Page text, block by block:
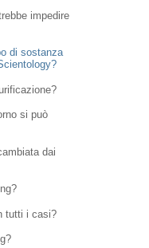
impedire
di sostanza
si può
dai
tutti i casi?